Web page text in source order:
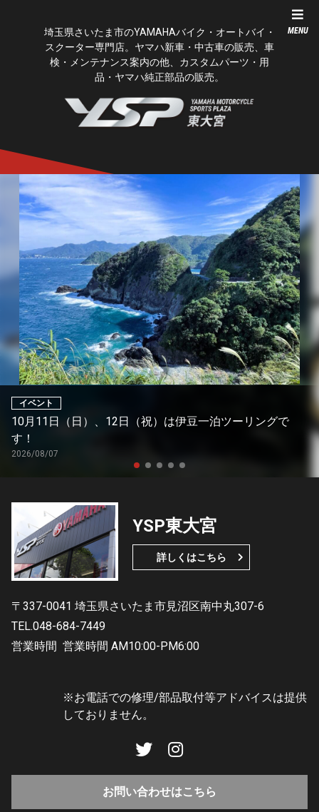
MENU
埼玉県さいたま市のYAMAHAバイク・オートバイ・
スクーター専門店。ヤマハ新車・中古車の販売、車
検・メンテナンス案内の他、カスタムパーツ・用
品・ヤマハ純正部品の販売。
イベント
10月11日（日）、12日（祝）は伊豆一泊ツーリングで
す！
2026/08/07
YSP東大宮
詳しくはこちら
〒337-0041 埼玉県さいたま市見沼区南中丸307-6
TEL.048-684-7449
営業時間 営業時間 AM10:00-PM6:00
※お電話での修理/部品取付等アドバイスは提供
しておりません。
お問い合わせはこちら